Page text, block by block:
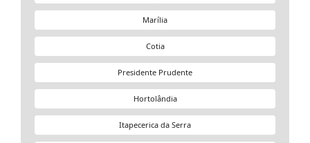
Marília
Cotia
Presidente Prudente
Hortolândia
Itapecerica da Serra